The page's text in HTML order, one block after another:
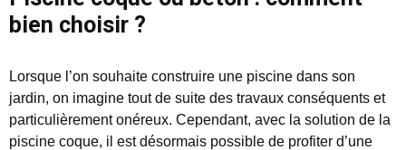
bien choisir ?
Lorsque l’on souhaite construire une piscine dans son
jardin, on imagine tout de suite des travaux conséquents et
particulièrement onéreux. Cependant, avec la solution de la
piscine coque, il est désormais possible de profiter d’une